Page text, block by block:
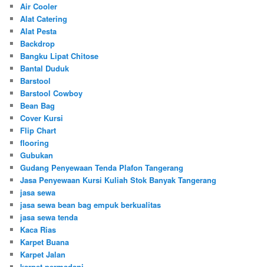
Air Cooler
Alat Catering
Alat Pesta
Backdrop
Bangku Lipat Chitose
Bantal Duduk
Barstool
Barstool Cowboy
Bean Bag
Cover Kursi
Flip Chart
flooring
Gubukan
Gudang Penyewaan Tenda Plafon Tangerang
Jasa Penyewaan Kursi Kuliah Stok Banyak Tangerang
jasa sewa
jasa sewa bean bag empuk berkualitas
jasa sewa tenda
Kaca Rias
Karpet Buana
Karpet Jalan